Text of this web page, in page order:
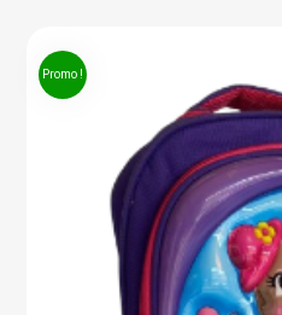
Promo !